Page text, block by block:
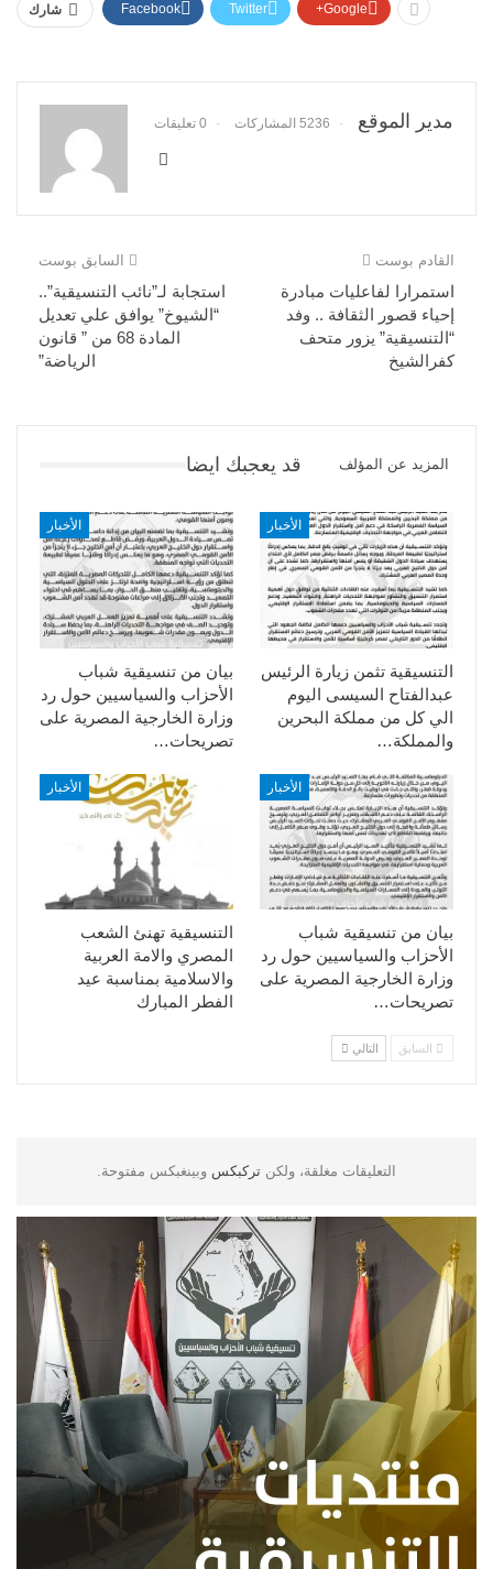
شارك Facebook Twitter Google+
مدير الموقع 5236 المشاركات 0 تعليقات
السابق بوست
استجابة لـ”نائب التنسيقية”..
“الشيوخ” يوافق علي تعديل
المادة 68 من ” قانون
الرياضة”
القادم بوست
استمرارا لفاعليات مبادرة
إحياء قصور الثقافة .. وفد
“التنسيقية” يزور متحف
كفرالشيخ
قد يعجبك ايضا المزيد عن المؤلف
الأخبار
بيان من تنسيقية شباب
الأحزاب والسياسيين حول رد
وزارة الخارجية المصرية على
تصريحات…
الأخبار
التنسيقية تثمن زيارة الرئيس
عبدالفتاح السيسى اليوم
الي كل من مملكة البحرين
والمملكة…
الأخبار
التنسيقية تهنئ الشعب
المصري والامة العربية
والاسلامية بمناسبة عيد
الفطر المبارك
الأخبار
بيان من تنسيقية شباب
الأحزاب والسياسيين حول رد
وزارة الخارجية المصرية على
تصريحات…
السابق التالي
التعليقات مغلقة، ولكن تركبكس وبينغبكس مفتوحة.